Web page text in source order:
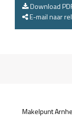
Download
E-mail naar
Makelpunt